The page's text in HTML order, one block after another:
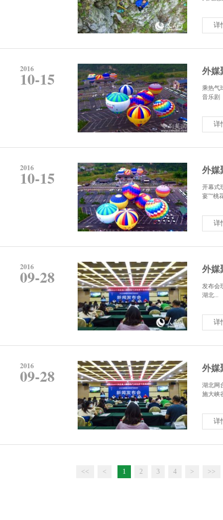
详
2016
10-15 外媒
乘热气
音乐剧
详
2016
10-15 外媒
开幕式
宴”“桃
详
2016
09-28 外媒
发布会
湖北...
详
2016
09-28 外媒
湖北网
施大峡
详
<< < 1 2 3 4 > >>